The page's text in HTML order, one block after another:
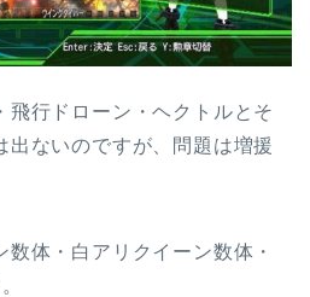
飛行ドローン・ヘクトルとそ
出ないのですが、問題は増援
体・白アリクイーン数体・